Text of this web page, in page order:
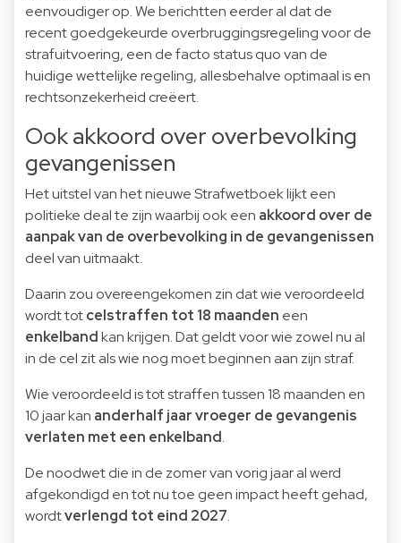
eenvoudiger op.We berichtten eerder al dat de
recent goedgekeurde overbruggingsregeling voor de
strafuitvoering, een de facto status quo van de
huidige wettelijke regeling, allesbehalve optimaal is en
rechtsonzekerheid creëert.
Ook akkoord over over­be­vol­king
ge­van­ge­nis­sen
Het uitstel van het nieuwe Strafwetboek lijkt een
politieke deal te zijn waarbij ook een akkoord over de
aanpak van de overbevolking in de gevangenissen
deel van uitmaakt.
Daarin zou overeengekomen zin dat wie veroordeeld
wordt totcelstraffen tot 18 maanden een
enkelbandkan krijgen. Dat geldt voor wie zowel nu al
in de cel zit als wie nog moet beginnen aan zijn straf.
Wie veroordeeld is tot straffen tussen 18 maanden en
10 jaar kan anderhalf jaar vroeger de gevangenis
verlaten met een enkelband.
De noodwet die in de zomer van vorig jaar al werd
afgekondigd en tot nu toe geen impact heeft gehad,
wordtverlengd tot eind 2027.